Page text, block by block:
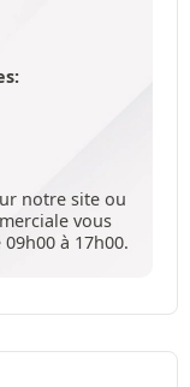
notre site ou
vous
à 17h00.